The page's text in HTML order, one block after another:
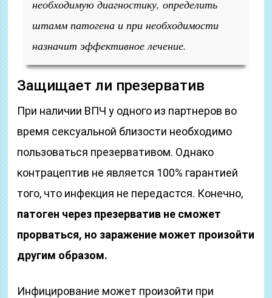
необходимую диагностику, определить
штамм патогена и при необходимости
назначит эффективное лечение.
Защищает ли презерватив
При наличии ВПЧ у одного из партнеров во
время сексуальной близости необходимо
пользоваться презервативом. Однако
контрацептив не является 100% гарантией
того, что инфекция не передастся. Конечно,
патоген через презерватив не сможет
прорваться, но заражение может произойти
другим образом.
Инфицирование может произойти при